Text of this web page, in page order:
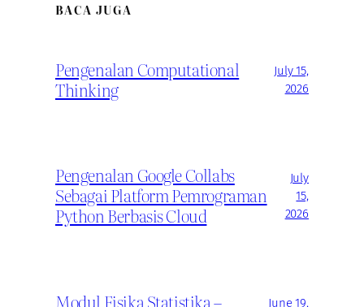
BACA JUGA
Pengenalan Computational
Thinking
July 15,
2026
Pengenalan Google Collabs
Sebagai Platform Pemrograman
Python Berbasis Cloud
July
15,
2026
Modul Fisika Statistika –
June 19,